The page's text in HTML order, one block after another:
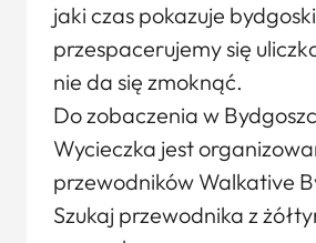
jaki czas pokazuje
przespacerujemy się
nie da się zmoknąć.
Do zobaczenia w
Wycieczka jest
przewodników Walkative
Szukaj przewodnika z